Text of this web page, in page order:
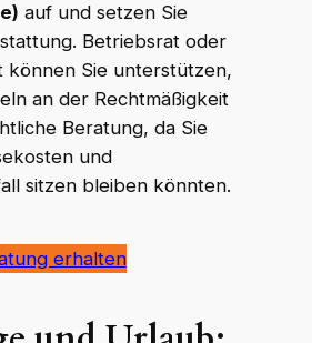
auf und setzen Sie
Betriebsrat oder
können Sie unterstützen,
an der Rechtmäßigkeit
Beratung, da Sie
und
sitzen bleiben könnten.
erhalten